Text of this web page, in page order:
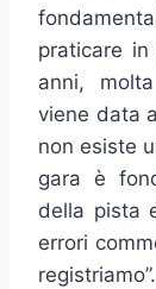
praticare
anni,
viene data
non esiste
gara è
della pista
errori
registriamo”.